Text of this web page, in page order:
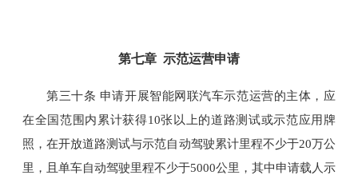
第七章 示范运营申请
第三十条 申请开展智能网联汽车示范运营的主体，应
在全国范围内累计获得10张以上的道路测试或示范应用牌
照，在开放道路测试与示范自动驾驶累计里程不少于20万公
里，且单车自动驾驶里程不少于5000公里，其中申请载人示